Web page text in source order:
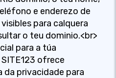
e enderezo de
para calquera
o teu dominio.<br>
para a túa
ofrece
privacidade para